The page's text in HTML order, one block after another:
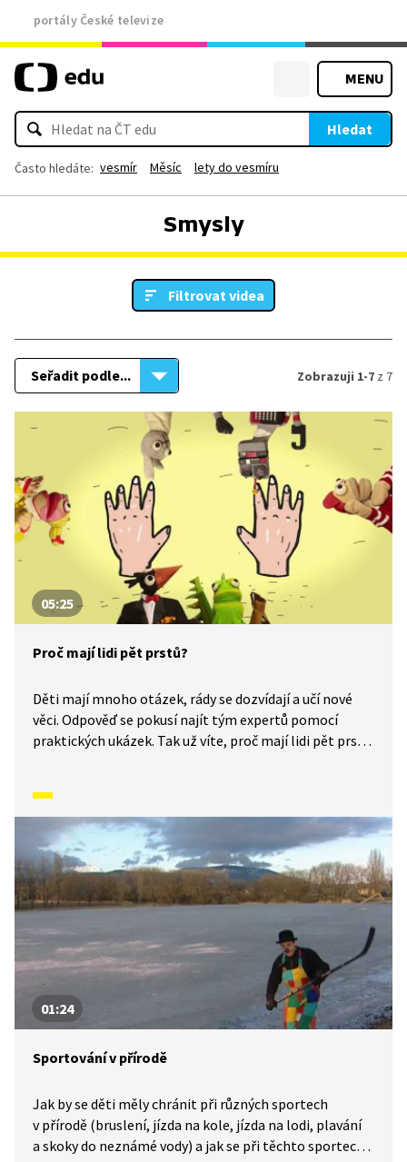
portály České televize
MENU
Hledat
Často hledáte: vesmír Měsíc lety do vesmíru
Smysly
Filtrovat videa
Seřadit podle... Zobrazuji 1-7 z 7
05:25
Proč mají lidi pět prstů?
Děti mají mnoho otázek, rády se dozvídají a učí nové
věci. Odpověď se pokusí najít tým expertů pomocí
praktických ukázek. Tak už víte, proč mají lidi pět prstů
01:24
Sportování v přírodě
Jak by se děti měly chránit při různých sportech
v přírodě (bruslení, jízda na kole, jízda na lodi, plavání
a skoky do neznámé vody) a jak se při těchto sportech